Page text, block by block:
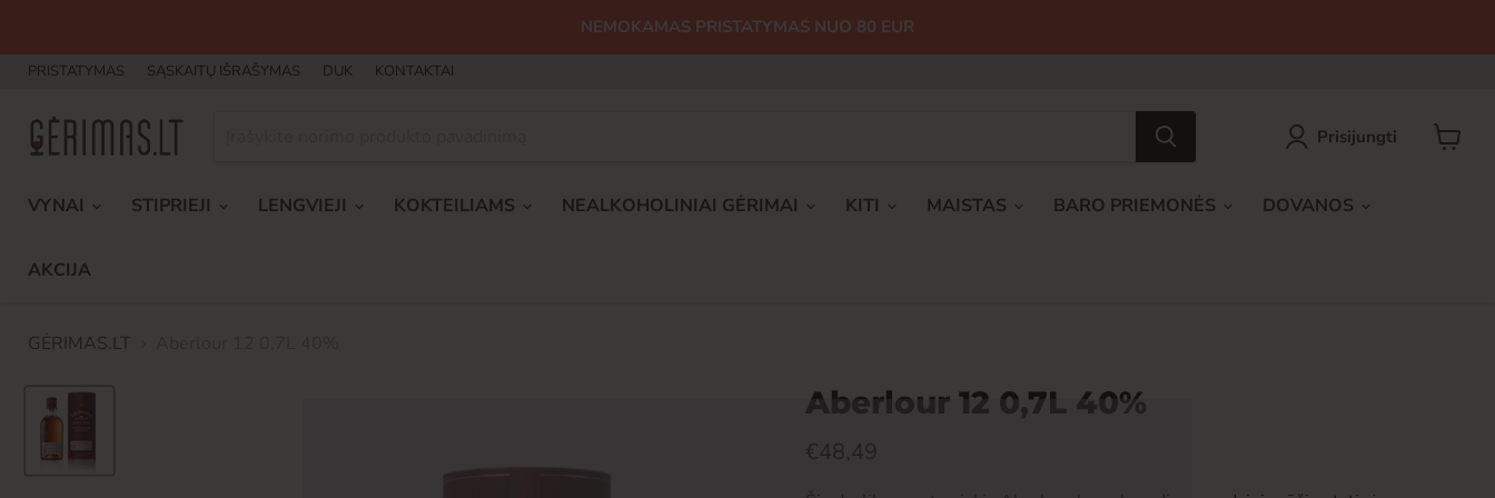
NEMOKAMAS PRISTATYMAS NUO 80 EUR
PRISTATYMAS SĄSKAITŲ IŠRAŠYMAS DUK KONTAKTAI
Prisijungti
VYNAI
STIPRIEJI LENGVIEJI KOKTEILIAMS NEALKOHOLINIAI GĖRIMAI KITI MAISTAS BARO PRIEMONĖS DOVANOS
AKCIJA
GĖRIMAS.LT
Aberlour 12 0,7L 40%
Dabartinė kaina
€48,49